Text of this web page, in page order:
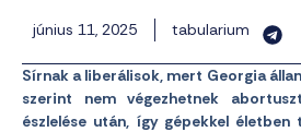
június 11, 2025 tabularium
Sírnak a liberálisok, mert Georgia
szerint nem végezhetnek
észlelése után, így gépekkel